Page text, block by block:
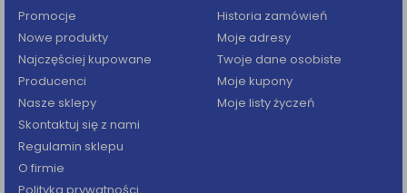
Promocje
Nowe produkty
Najczęściej kupowane
Producenci
Nasze sklepy
Skontaktuj się z nami
Regulamin sklepu
O firmie
Historia zamówień
Moje adresy
Twoje dane osobiste
Moje kupony
Moje listy życzeń